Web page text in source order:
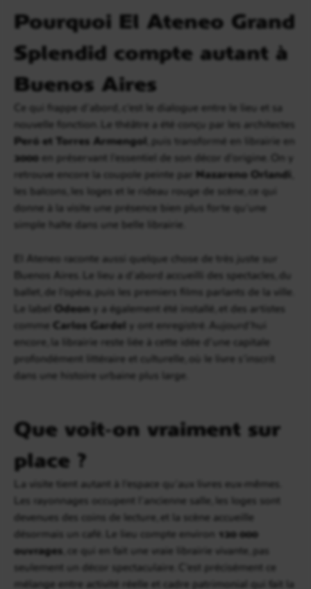
Pourquoi El Ateneo Grand
Splendid compte autant à
Buenos Aires
Ce qui frappe d’abord, c’est le dialogue entre le lieu et sa
nouvelle fonction. Le théâtre a été conçu par les architectes
Peró et Torres Armengol , puis transformé en librairie en
2000 en préservant l’essentiel de son décor d’origine. On y
retrouve encore la coupole peinte par Nazareno Orlandi
les balcons, les loges et le rideau rouge de scène, ce qui
donne à la visite une présence bien plus forte qu’une
simple halte dans une belle librairie.
El Ateneo raconte aussi quelque chose de très juste sur
Buenos Aires. Le lieu a d’abord accueilli des spectacles, du
ballet, de l’opéra, puis les premiers films parlants de la ville.
Le label Odeon y a également été installé, et des artistes
comme Carlos Gardel y ont enregistré. Aujourd’hui
encore, la librairie reste liée à cette idée d’une capitale
profondément littéraire et culturelle, où le livre s’inscrit
dans une histoire urbaine plus large.
Que voit-on vraiment sur
place ?
La visite tient autant à l’espace qu’aux livres eux-mêmes.
Les rayonnages occupent l’ancienne salle, les loges sont
devenues des coins de lecture, et la scène accueille
désormais un café. Le lieu compte environ
120 000
ouvrages , ce qui en fait une vraie librairie vivante, pas
seulement un décor spectaculaire. C’est précisément ce
mélange entre activité réelle et cadre patrimonial qui fait la